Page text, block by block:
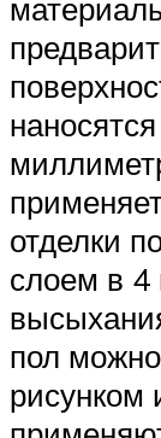
отделки
слоем в 4
пол
рисунком